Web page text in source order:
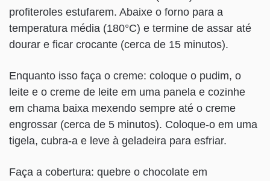
profiteroles estufarem. Abaixe o forno para a
temperatura média (180°C) e termine de assar até
dourar e ficar crocante (cerca de 15 minutos).
Enquanto isso faça o creme: coloque o pudim, o
leite e o creme de leite em uma panela e cozinhe
em chama baixa mexendo sempre até o creme
engrossar (cerca de 5 minutos). Coloque-o em uma
tigela, cubra-a e leve à geladeira para esfriar.
Faça a cobertura: quebre o chocolate em